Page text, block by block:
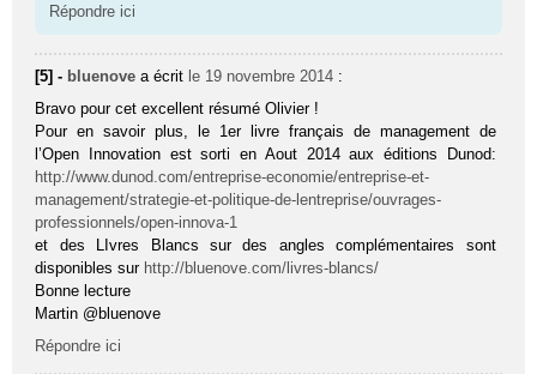
Répondre ici
[5] - bluenove a écrit le 19 novembre 2014 :
Bravo pour cet excellent résumé Olivier !
Pour en savoir plus, le 1er livre français de management de
l’Open Innovation est sorti en Aout 2014 aux éditions Dunod:
http://www.dunod.com/entreprise-economie/entreprise-et-
management/strategie-et-politique-de-lentreprise/ouvrages-
professionnels/open-innova-1
et des LIvres Blancs sur des angles complémentaires sont
disponibles sur http://bluenove.com/livres-blancs/
Bonne lecture
Martin @bluenove
Répondre ici